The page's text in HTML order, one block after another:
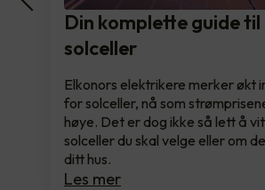
Din komplette guide til
solceller
Elkonors elektrikere merker økt
for solceller, nå som
høye. Det er dog ikke så lett å
solceller du skal velge eller om
ditt hus.
Les mer